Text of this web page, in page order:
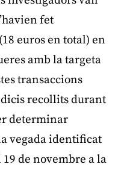
fet
euros en total) en
amb la targeta
transaccions
recollits durant
determinar
vegada identificat
de novembre a la